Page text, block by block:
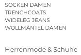
SOCKEN DAMEN
TRENCHCOATS
WIDELEG JEANS
WOLLMÄNTEL DAMEN
Herrenmode & Schuhe